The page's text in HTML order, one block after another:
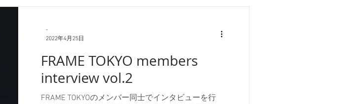
ルを知らないまま街を撮っていた時に、ストリート
てもらいました。丁度その頃にVoidTokyoの展示がや
っていて、Kawara Chanさんの写真がとても気にな
っていたので行きました。とてもかっこいい写真展
でした。 Shingo : なるほど。 Shoko :.
-
2022年4月25日
FRAME TOKYO members
interview vol.2
FRAME TOKYOのメンバー同士でインタビューを行